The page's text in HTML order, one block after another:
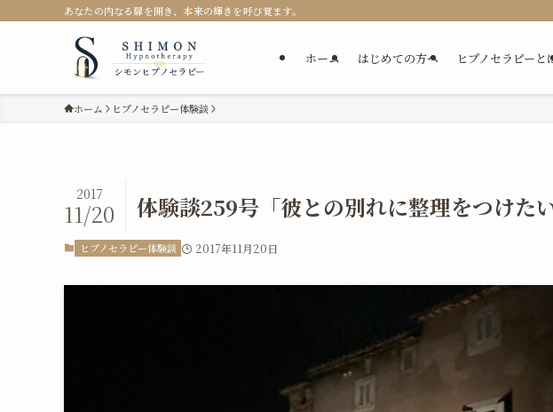
あなたの内なる扉を開き、本来の輝きを呼び覚ます。
ホーム はじめての方へ ヒプノセラピーと
ホーム ヒプノセラピー体験談
体験談259号「彼との別れに整理をつけた
2017
11/20
ヒプノセラピー体験談 2017年11月20日